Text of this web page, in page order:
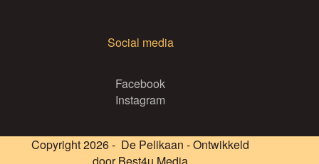
Social media
Facebook
Instagram
Copyright 2026 - De Pelikaan - Ontwikkeld